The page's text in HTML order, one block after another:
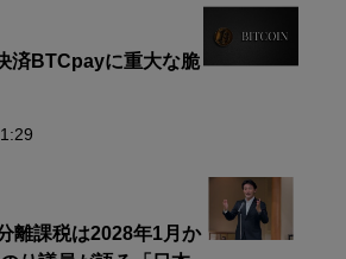
済BTCpayに重大な脆
離課税は2028年1月か